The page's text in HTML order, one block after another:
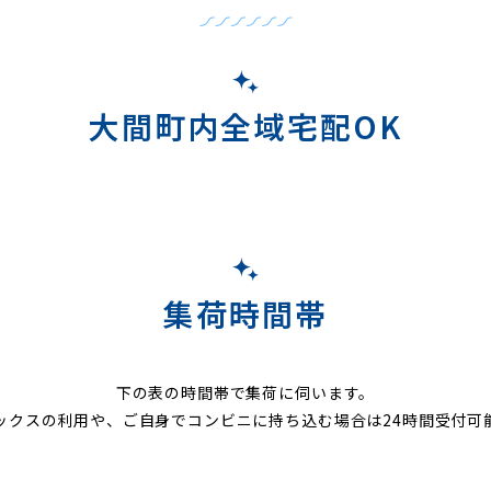
大間町内全域宅配OK
集荷時間帯
下の表の時間帯で集荷に伺います。
クスの利用や、ご自身でコンビニに持ち込む場合は24時間受付可